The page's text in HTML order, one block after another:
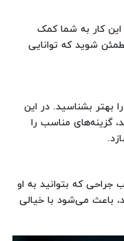
این کار به شما کمک
شوید که توانایی
بهتر بشناسید. در این
گزینه‌های مناسب را
جراحی که بتوانید به او
باعث می‌شود با خیالی